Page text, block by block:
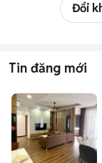
Đổi
Tin đăng mới